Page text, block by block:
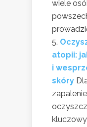
wiele
atopii:
i
skóry